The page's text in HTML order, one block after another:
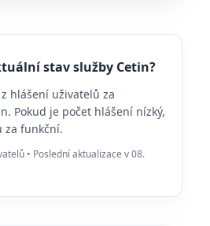
stav služby Cetin?
hlášení uživatelů za
Pokud je počet hlášení nízký,
za funkční.
• Poslední aktualizace v 08.